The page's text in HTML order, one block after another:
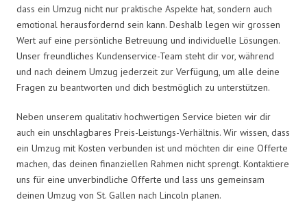
dass ein Umzug nicht nur praktische Aspekte hat, sondern auch
emotional herausfordernd sein kann. Deshalb legen wir grossen
Wert auf eine persönliche Betreuung und individuelle Lösungen.
Unser freundliches Kundenservice-Team steht dir vor, während
und nach deinem Umzug jederzeit zur Verfügung, um alle deine
Fragen zu beantworten und dich bestmöglich zu unterstützen.
Neben unserem qualitativ hochwertigen Service bieten wir dir
auch ein unschlagbares Preis-Leistungs-Verhältnis. Wir wissen, dass
ein Umzug mit Kosten verbunden ist und möchten dir eine Offerte
machen, das deinen finanziellen Rahmen nicht sprengt. Kontaktiere
uns für eine unverbindliche Offerte und lass uns gemeinsam
deinen Umzug von St. Gallen nach Lincoln planen.